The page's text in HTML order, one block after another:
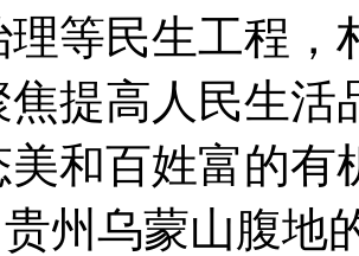
等民生工程，
提高人民生活
和百姓富的有
州乌蒙山腹地